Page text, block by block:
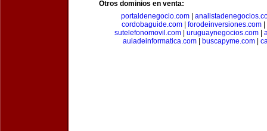
Otros dominios en venta:
portaldenegocio.com|
cordobaguide.com
forodeinversiones.com
sutelefonomovil.com| uruguaynegocios.com|
auladeinformatica.com| buscapyme.com|